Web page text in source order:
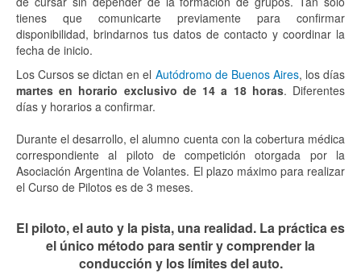
tienes que comunicarte previamente para confirmar
disponibilidad, brindarnos tus datos de contacto y coordinar la
fecha de inicio.
Los Cursos se dictan en el Autódromo de Buenos Aires, los días
martes en horario exclusivo de 14 a 18 horas. Diferentes
días y horarios a confirmar.
Durante el desarrollo, el alumno cuenta con la cobertura médica
correspondiente al piloto de competición otorgada por la
Asociación Argentina de Volantes. El plazo máximo para realizar
el Curso de Pilotos es de 3 meses.
El piloto, el auto y la pista, una realidad. La práctica es
el único método para sentir y comprender la
conducción y los límites del auto.